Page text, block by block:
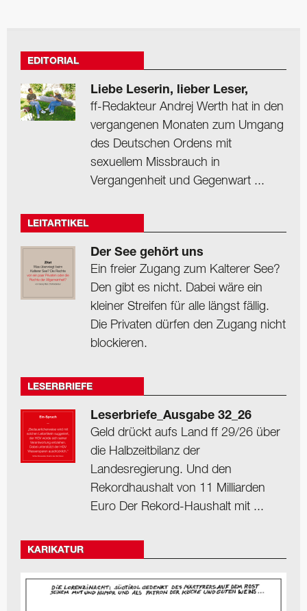
EDITORIAL
Liebe Leserin, lieber Leser,
ff-Redakteur Andrej Werth hat in den
vergangenen Monaten zum Umgang
des Deutschen Ordens mit
sexuellem Missbrauch in
Vergangenheit und Gegenwart ...
LEITARTIKEL
Der See gehört uns
Ein freier Zugang zum Kalterer See?
Den gibt es nicht. Dabei wäre ein
kleiner Streifen für alle längst fällig.
Die Privaten dürfen den Zugang nicht
blockieren.
LESERBRIEFE
Leserbriefe_Ausgabe 32_26
Geld drückt aufs Land ff 29/26 über
die Halbzeitbilanz der
Landesregierung. Und den
Rekordhaushalt von 11 Milliarden
Euro Der Rekord-Haushalt mit ...
KARIKATUR